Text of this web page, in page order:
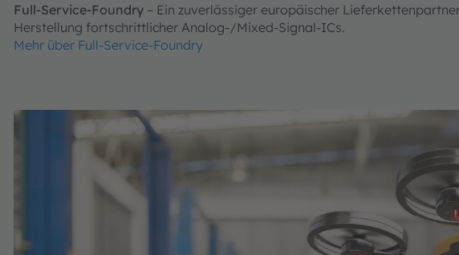
Full-Service-Foundry – Ein zuverlässiger europäischer
Herstellung fortschrittlicher Analog-/Mixed-Signal-ICs.
Mehr über Full-Service-Foundry